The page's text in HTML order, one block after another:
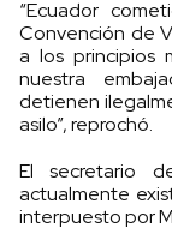
“Ecuador
Convención de
a los principios
nuestra
detienen
asilo”, reprochó.
El secretario
actualmente
interpuesto por